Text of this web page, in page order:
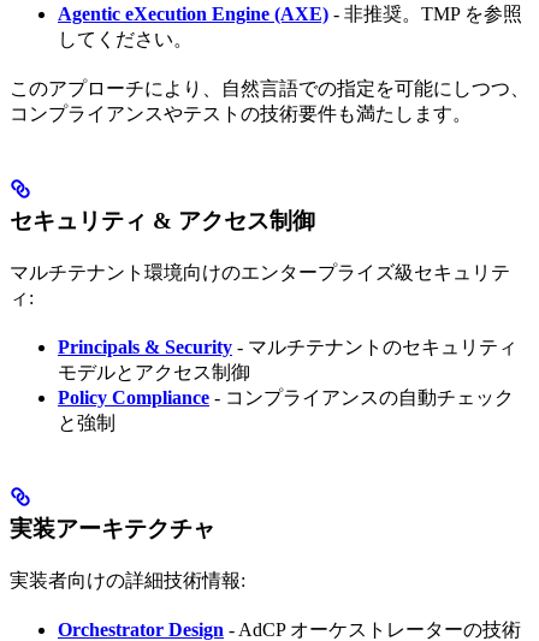
Agentic eXecution Engine (AXE) - 非推奨。TMP を参照
してください。
このアプローチにより、自然言語での指定を可能にしつつ、
コンプライアンスやテストの技術要件も満たします。
セキュリティ & アクセス制御
マルチテナント環境向けのエンタープライズ級セキュリテ
ィ:
Principals & Security - マルチテナントのセキュリティ
モデルとアクセス制御
Policy Compliance - コンプライアンスの自動チェック
と強制
実装アーキテクチャ
実装者向けの詳細技術情報:
Orchestrator Design - AdCP オーケストレーターの技術